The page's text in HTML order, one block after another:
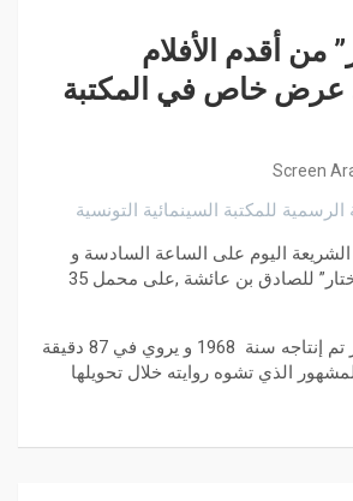
من أقدم الأفلام
عرض خاص في المكتبة
Screen
للمكتبة السينمائية التونسية
اليوم على الساعة السادسة و
نصف عرض فيلم “مختار” للصادق بن عائشة ,على محمل 35
و يذكر أن فيلم مختار تم إنتاجه سنة 1968 و يروي في 87 دقيقة
الذي تشوه روايته خلال تحويلها